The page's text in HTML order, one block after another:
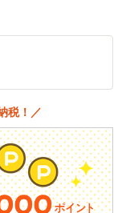
税！／